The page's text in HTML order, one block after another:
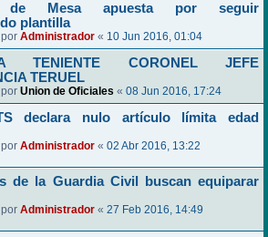
de Mesa apuesta por seguir
plantilla
Administrador « 10 Jun 2016, 01:04
TENIENTE CORONEL JEFE
TERUEL
Union de Oficiales « 08 Jun 2016, 17:24
declara nulo artículo límita edad
Administrador « 02 Abr 2016, 13:22
de la Guardia Civil buscan equiparar
Administrador « 27 Feb 2016, 14:49